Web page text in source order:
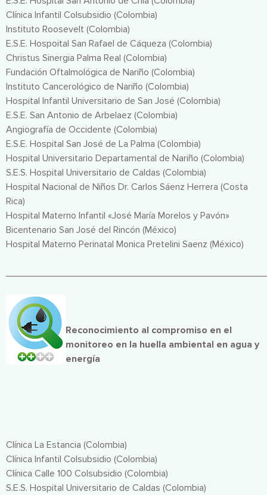
Clínica Infantil Colsubsidio (Colombia)
Instituto Roosevelt (Colombia)
E.S.E. Hospoital San Rafael de Cáqueza (Colombia)
Christus Sinergia Palma Real (Colombia)
Fundación Oftalmológica de Nariño (Colombia)
Instituto Cancerológico de Nariño (Colombia)
Hospital Infantil Universitario de San José (Colombia)
E.S.E. San Antonio de Arbelaez (Colombia)
Angiografía de Occidente (Colombia)
E.S.E. Hospital San José de La Palma (Colombia)
Hospital Universitario Departamental de Nariño (Colombia)
S.E.S. Hospital Universitario de Caldas (Colombia)
Hospital Nacional de Niños Dr. Carlos Sáenz Herrera (Costa
Rica)
Hospital Materno Infantil «José María Morelos y Pavón»
Bicentenario San José del Rincón (México)
Hospital Materno Perinatal Monica Pretelini Saenz (México)
Imagen
Reconocimiento al compromiso en el
monitoreo en la huella ambiental en agua y
energía
Clínica La Estancia (Colombia)
Clínica Infantil Colsubsidio (Colombia)
Clínica Calle 100 Colsubsidio (Colombia)
S.E.S. Hospital Universitario de Caldas (Colombia)